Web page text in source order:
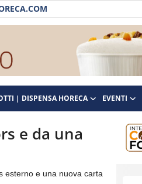
| DISPENSA HORECA EVENTI
e da una
esterno e una nuova carta